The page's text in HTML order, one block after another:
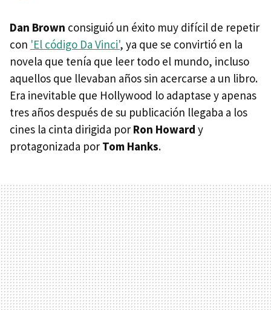
Dan Brown consiguió un éxito muy difícil de repetir
con 'El código Da Vinci', ya que se convirtió en la
novela que tenía que leer todo el mundo, incluso
aquellos que llevaban años sin acercarse a un libro.
Era inevitable que Hollywood lo adaptase y apenas
tres años después de su publicación llegaba a los
cines la cinta dirigida por Ron Howard y
protagonizada por Tom Hanks.